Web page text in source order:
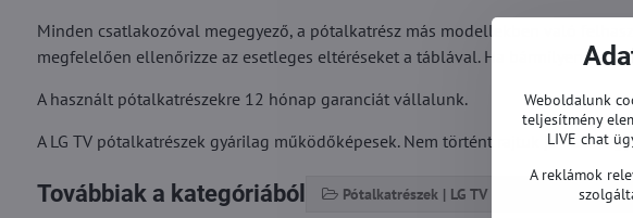
Minden csatlakozóval megegyező, a pótalkatrész más modellekben való
megfelelően ellenőrizze az esetleges eltéréseket a táblával. Ha bármilyen
A használt pótalkatrészekre 12 hónap garanciát vállalunk.
A LG TV pótalkatrészek gyárilag működőképesek. Nem történt rajtuk javítás vagy
Továbbiak a kategóriából Pótalkatrészek | LG TV Tápegységek
Weboldalunk
teljesítmény
LIVE chat
A reklámok